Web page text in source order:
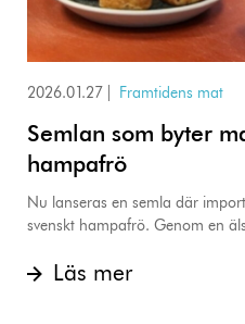
2026.01.27 Framtidens mat
Semlan som byter
hampafrö
Nu lanseras en semla där
svenskt hampafrö. Genom en
Läs mer